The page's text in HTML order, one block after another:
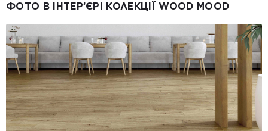
ФОТО В ІНТЕР’ЄРІ КОЛЕКЦІЇ WOOD MOOD